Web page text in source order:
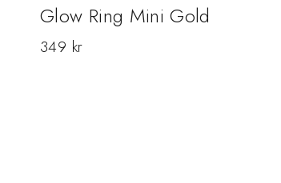
Glow Ring Mini Gold
349 kr